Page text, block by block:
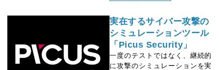
実在するサイバー攻撃の
シミュレーションツール
「Picus Security」
一度のテストではなく、継続的
に攻撃のシミュレーションを実